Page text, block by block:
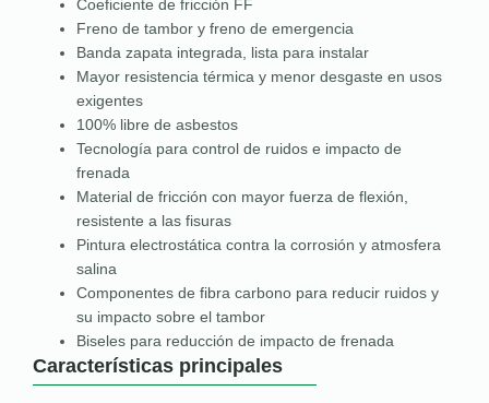
Coeficiente de fricción FF
Freno de tambor y freno de emergencia
Banda zapata integrada, lista para instalar
Mayor resistencia térmica y menor desgaste en usos
exigentes
100% libre de asbestos
Tecnología para control de ruidos e impacto de
frenada
Material de fricción con mayor fuerza de flexión,
resistente a las fisuras
Pintura electrostática contra la corrosión y atmosfera
salina
Componentes de fibra carbono para reducir ruidos y
su impacto sobre el tambor
Biseles para reducción de impacto de frenada
Características principales